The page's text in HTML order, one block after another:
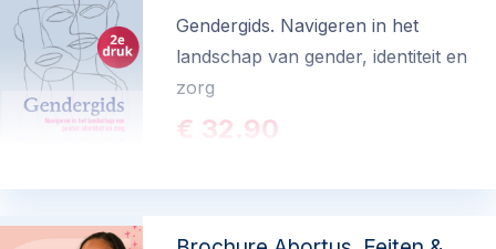
Gendergids. Navigeren in het
landschap van gender, identiteit en
zorg
€ 32.90